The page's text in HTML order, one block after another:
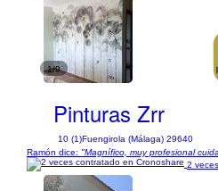
1/9
Pinturas Zrr
10 (1)Fuengirola (Málaga) 29640
Ramón dice: "Magnífico, muy profesional
2